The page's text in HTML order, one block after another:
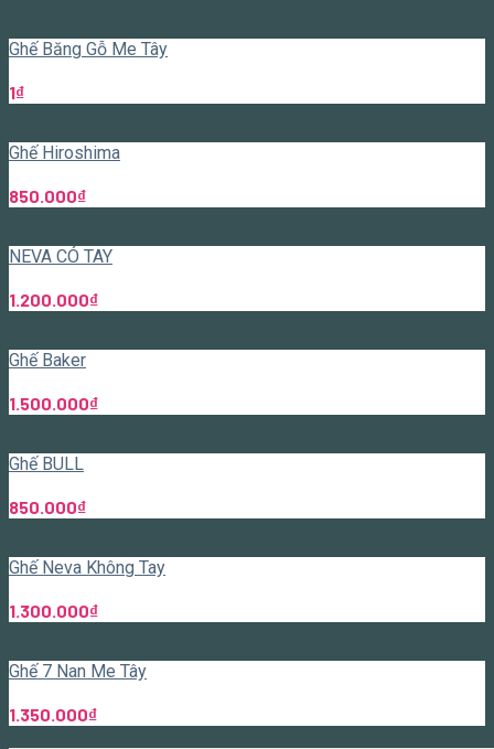
Ghế Băng Gỗ Me Tây
1₫
Ghế Hiroshima
850.000₫
NEVA CÓ TAY
1.200.000₫
Ghế Baker
1.500.000₫
Ghế BULL
850.000₫
Ghế Neva Không Tay
1.300.000₫
Ghế 7 Nan Me Tây
1.350.000₫